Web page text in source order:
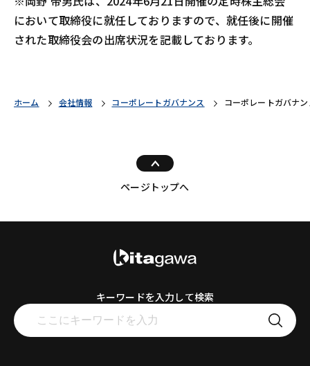
において取締役に就任しておりますので、就任後に開催
された取締役会の出席状況を記載しております。
ホーム 会社情報 コーポレートガバナンス コーポレートガバナ
ページトップへ
キーワードを入力して検索